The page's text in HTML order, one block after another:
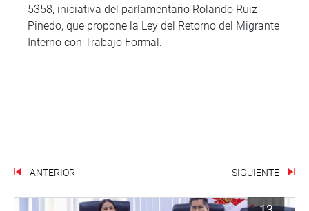
5358, iniciativa del parlamentario Rolando Ruiz
Pinedo, que propone la Ley del Retorno del Migrante
Interno con Trabajo Formal.
ANTERIOR SIGUIENTE